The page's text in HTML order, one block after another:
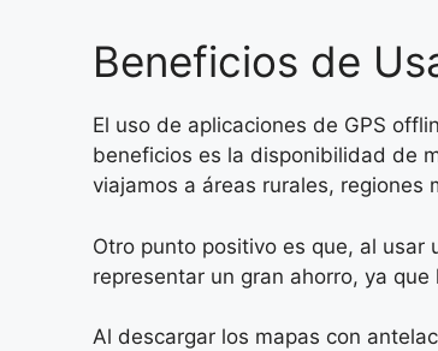
Beneficios de
El uso de aplicaciones de GPS
beneficios es la disponibilidad de
viajamos a áreas rurales, regiones
Otro punto positivo es que, al usar
representar un gran ahorro, ya
Al descargar los mapas con